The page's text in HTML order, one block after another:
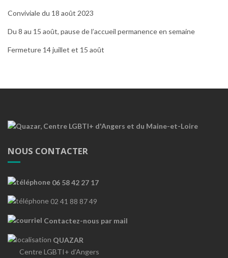
Conviviale du 18 août 2023
Du 8 au 15 août, pause de l’accueil permanence en semaine
Fermeture 14 juillet et 15 août
NOUS CONTACTER
06 58 42 27 17
02 41 88 87 49
Contactez-nous par mail
QUAZAR
Centre LGBTI+ d’Angers